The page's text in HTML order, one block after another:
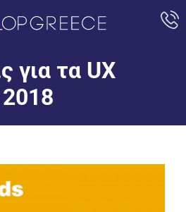
για τα UX